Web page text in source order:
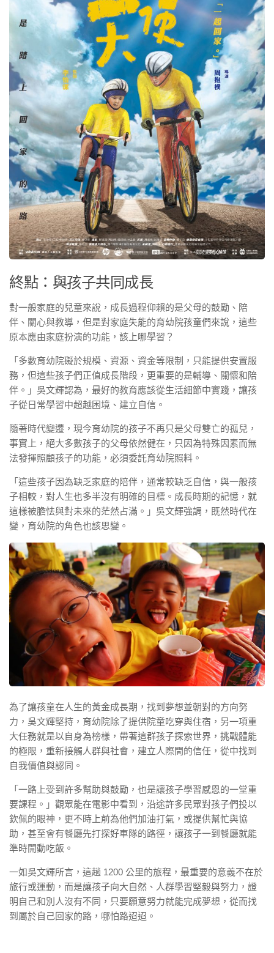
終點：與孩子共同成長
對一般家庭的兒童來說，成長過程仰賴的是父母的鼓勵、陪
伴、關心與教導，但是對家庭失能的育幼院孩童們來說，這些
原本應由家庭扮演的功能，該上哪學習？
「多數育幼院礙於規模、資源、資金等限制，只能提供安置服
務，但這些孩子們正值成長階段，更重要的是輔導、關懷和陪
伴。」吳文輝認為，最好的教育應該從生活細節中實踐，讓孩
子從日常學習中超越困境、建立自信。
隨著時代變遷，現今育幼院的孩子不再只是父母雙亡的孤兒，
事實上，絕大多數孩子的父母依然健在，只因為特殊因素而無
法發揮照顧孩子的功能，必須委託育幼院照料。
「這些孩子因為缺乏家庭的陪伴，通常較缺乏自信，與一般孩
子相較，對人生也多半沒有明確的目標。成長時期的記憶，就
這樣被膽怯與對未來的茫然占滿。」吳文輝強調，既然時代在
變，育幼院的角色也該思變。
為了讓孩童在人生的黃金成長期，找到夢想並朝對的方向努
力，吳文輝堅持，育幼院除了提供院童吃穿與住宿，另一項重
大任務就是以自身為榜樣，帶著這群孩子探索世界，挑戰體能
的極限，重新接觸人群與社會，建立人際間的信任，從中找到
自我價值與認同。
「一路上受到許多幫助與鼓勵，也是讓孩子學習感恩的一堂重
要課程。」觀眾能在電影中看到，沿途許多民眾對孩子們投以
欽佩的眼神，更不時上前為他們加油打氣，或提供幫忙與協
助，甚至會有餐廳先打探好車隊的路徑，讓孩子一到餐廳就能
準時開動吃飯。
一如吳文輝所言，這趟 1200 公里的旅程，最重要的意義不在於
旅行或運動，而是讓孩子向大自然、人群學習堅毅與努力，證
明自己和別人沒有不同，只要願意努力就能完成夢想，從而找
到屬於自己回家的路，哪怕路迢迢。